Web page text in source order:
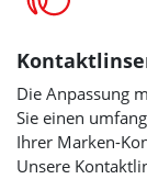
Die Anpassung
Sie einen
Ihrer Marken-
Unsere